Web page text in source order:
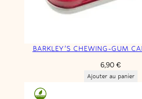
BARKLEY’S CHEWING-GUM
6,90 €
Ajouter au panier